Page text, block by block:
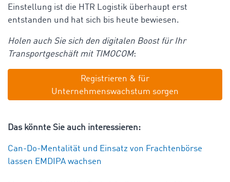
Einstellung ist die HTR Logistik überhaupt erst
entstanden und hat sich bis heute bewiesen.
Holen auch Sie sich den digitalen Boost für Ihr
Transportgeschäft mit TIMOCOM:
Registrieren & für
Unternehmenswachstum sorgen
Das könnte Sie auch interessieren:
Can-Do-Mentalität und Einsatz von Frachtenbörse
lassen EMDIPA wachsen